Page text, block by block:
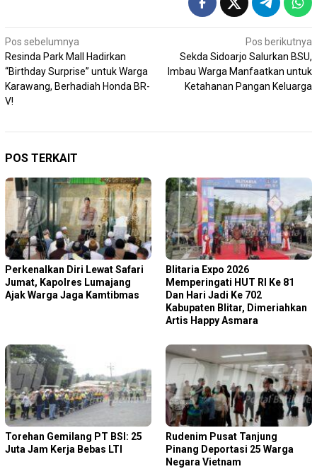
Navigasi
pos
Pos sebelumnya
Resinda Park Mall Hadirkan
“Birthday Surprise” untuk Warga
Karawang, Berhadiah Honda BR-
V!
Pos berikutnya
Sekda Sidoarjo Salurkan BSU,
Imbau Warga Manfaatkan untuk
Ketahanan Pangan Keluarga
POS TERKAIT
Perkenalkan Diri Lewat Safari
Jumat, Kapolres Lumajang
Ajak Warga Jaga Kamtibmas
Blitaria Expo 2026
Memperingati HUT RI Ke 81
Dan Hari Jadi Ke 702
Kabupaten Blitar, Dimeriahkan
Artis Happy Asmara
Torehan Gemilang PT BSI: 25
Juta Jam Kerja Bebas LTI
Rudenim Pusat Tanjung
Pinang Deportasi 25 Warga
Negara Vietnam